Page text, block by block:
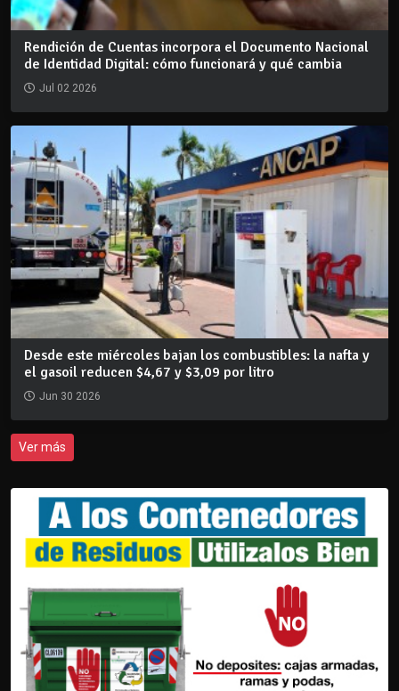
Rendición de Cuentas incorpora el Documento Nacional
de Identidad Digital: cómo funcionará y qué cambia
Jul 02 2026
Desde este miércoles bajan los combustibles: la nafta y
el gasoil reducen $4,67 y $3,09 por litro
Jun 30 2026
Ver más